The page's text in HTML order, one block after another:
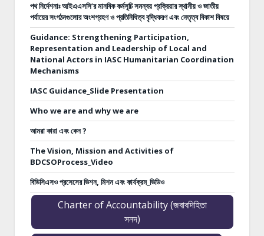
পথ নির্দেশনাঃআইএএসসি’র মানবিক কর্মসূচি সমন্বয় প্রক্রিয়ার স্থানীয় ও জাতীয়
পর্যায়ের সংগঠনগুলোর অংশগ্রহণ ও প্রতিনিধিত্ব বৃদ্ধিকরণ এবং নেতৃত্ব বিকাশ বিষয়ে
Guidance: Strengthening Participation,
Representation and Leadership of Local and
National Actors in IASC Humanitarian Coordination
Mechanisms
IASC Guidance_Slide Presentation
Who we are and why we are
আমরা কারা এবং কেন ?
The Vision, Mission and Activities of
BDCSOProcess_Video
বিডিসিএসও প্রসেসের ভিশন, মিশন এবং কার্যক্রম_ভিডিও
Charter of Accountability (জবাবদিহিতা
সনদ)